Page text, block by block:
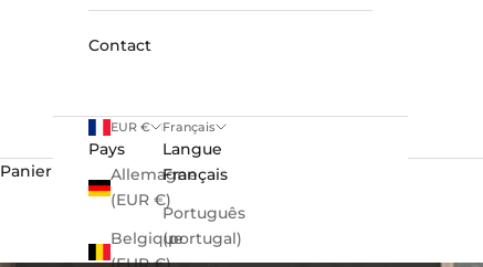
Contact
EUR €
Pays
Allemagne
(EUR €)
Belgique
Français
Langue
Français
Português
(portugal)
Panier